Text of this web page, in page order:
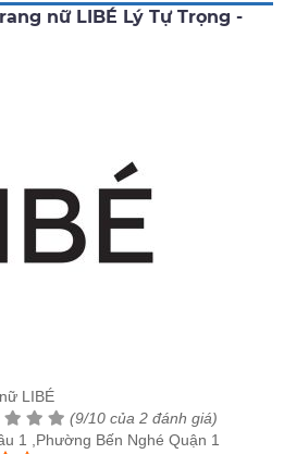
nữ LIBÉ Lý Tự Trọng -
LIBÉ
(9/10 của 2 đánh giá)
1 ,Phường Bến Nghé Quận 1